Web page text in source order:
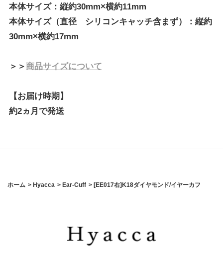
本体サイズ：縦約30mm×横約11mm
本体サイズ（直径 シリコンキャッチ含まず）：縦約
30mm×横約17mm
＞＞商品サイズについて
【お届け時期】
約2ヵ月で発送
ホーム > Hyacca > Ear-Cuff > [EE017右]K18ダイヤモンド/イヤーカフ